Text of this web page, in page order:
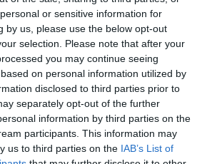
or sensitive information for
by us, please use the below opt-out
selection. Please note that after your
you may continue seeing
on personal information utilized by
disclosed to third parties prior to
separately opt-out of the further
information by third parties on the
participants. This information may
us to third parties on the IAB’s List of